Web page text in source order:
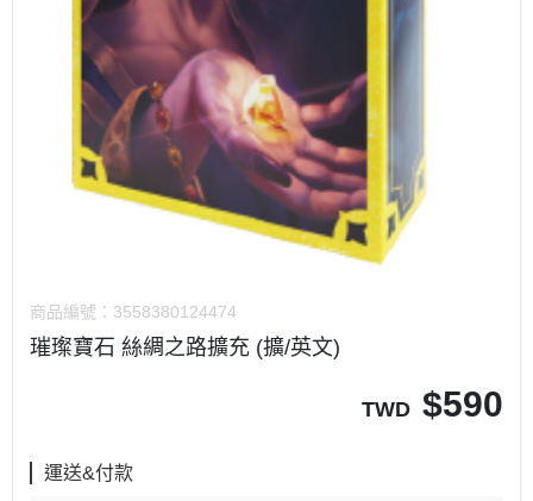
商品編號： 3558380124474
璀璨寶石 絲綢之路擴充 (擴/英文)
TWD $590
運送&付款